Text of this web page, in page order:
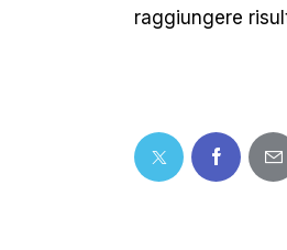
raggiungere